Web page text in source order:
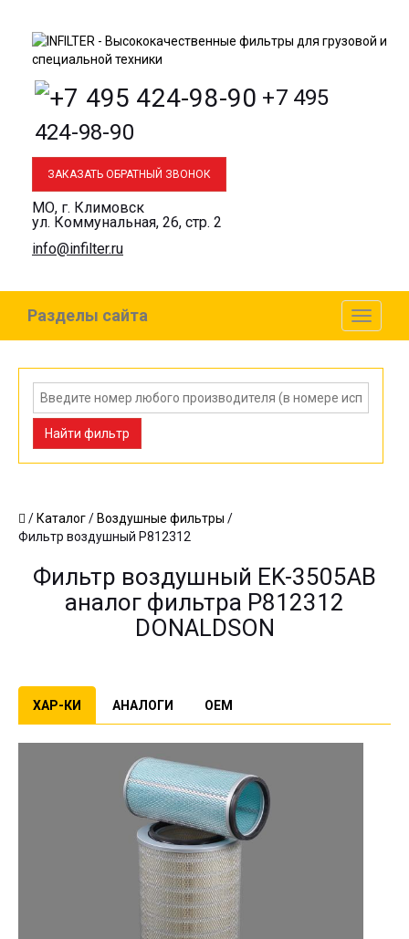
+7 495
424-98-90
ЗАКАЗАТЬ ОБРАТНЫЙ ЗВОНОК
МО, г. Климовск
ул. Коммунальная, 26, стр. 2
info@infilter.ru
Toggle
Разделы сайта
Найти фильтр
/ Каталог/ Воздушные фильтры /
Фильтр воздушный P812312
Фильтр воздушный EK-3505AB
аналог фильтра P812312
DONALDSON
ХАР-КИ АНАЛОГИ OEM